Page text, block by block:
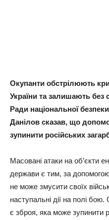
Окупанти обстрілюють
України та залишають без
Ради національної
Данілов сказав, що
зупинити російських
Масовані атаки на об’єкти
держави є тим, за
не може змусити своїх
наступальні дії на полі
є зброя, яка може зупинити